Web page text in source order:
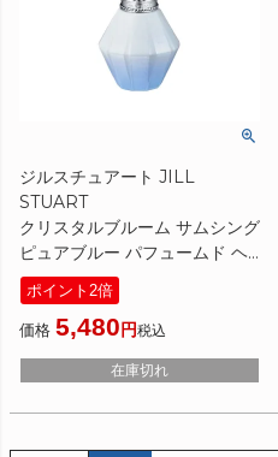
ジルスチュアート JILL
STUART
クリスタルブルーム サムシング
ピュアブルー パフュームド ヘ
アミスト 30ml 限定
[ ヘアミスト ] ☆新入荷05
2026夏
ポイント2倍
価格 5,480 税込
在庫切れ